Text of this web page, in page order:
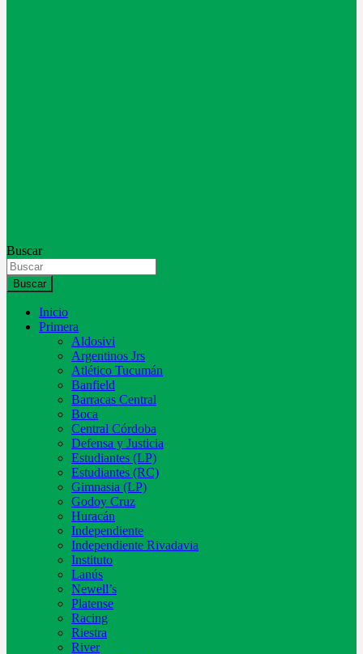
Buscar
Buscar
Inicio
Primera
Aldosivi
Argentinos Jrs
Atlético Tucumán
Banfield
Barracas Central
Boca
Central Córdoba
Defensa y Justicia
Estudiantes (LP)
Estudiantes (RC)
Gimnasia (LP)
Godoy Cruz
Huracán
Independiente
Independiente Rivadavia
Instituto
Lanús
Newell’s
Platense
Racing
Riestra
River